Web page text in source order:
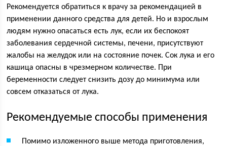
Рекомендуется обратиться к врачу за рекомендацией в
применении данного средства для детей. Но и взрослым
людям нужно опасаться есть лук, если их беспокоят
заболевания сердечной системы, печени, присутствуют
жалобы на желудок или на состояние почек. Сок лука и его
кашица опасны в чрезмерном количестве. При
беременности следует снизить дозу до минимума или
совсем отказаться от лука.
Рекомендуемые способы применения
Помимо изложенного выше метода приготовления,